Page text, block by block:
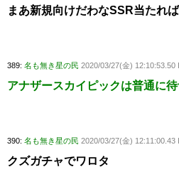
まあ新規向けだわなSSR当たれ
389: 名も無き星の民 2020/03/27(金) 12:10:53.50
アナザースカイピックは普通に
390: 名も無き星の民 2020/03/27(金) 12:11:00.43
クズガチャでワロタ